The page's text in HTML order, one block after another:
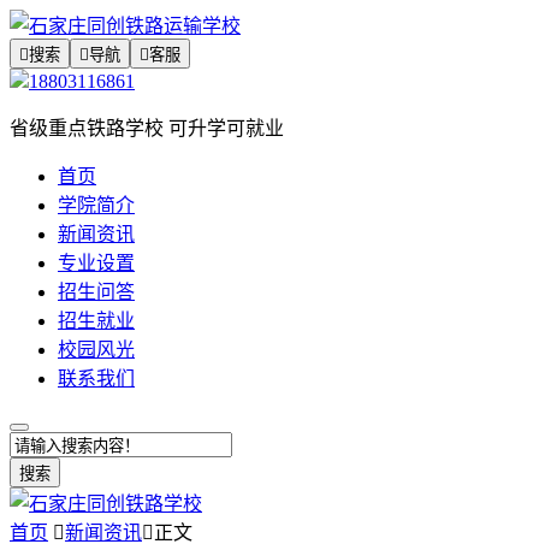
搜索 导航 客服
18803116861
省级重点铁路学校 可升学可就业
首页
学院简介
新闻资讯
专业设置
招生问答
招生就业
校园风光
联系我们
搜索
首页 新闻资讯正文